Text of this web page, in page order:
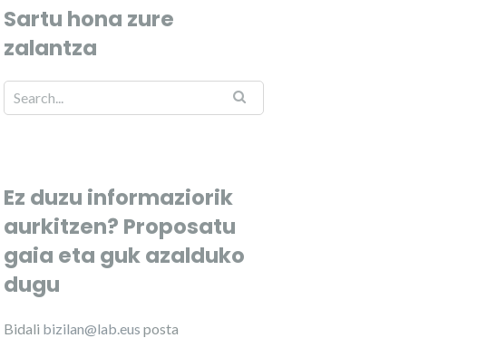
Sartu hona zure
zalantza
Ez duzu informaziorik
aurkitzen? Proposatu
gaia eta guk azalduko
dugu
Bidali bizilan@lab.eus posta